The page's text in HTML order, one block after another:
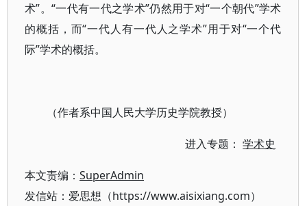
术”。“一代有一代之学术”仍然用于对“一个朝代”学术
的概括，而“一代人有一代人之学术”用于对“一个代
际”学术的概括。
（作者系中国人民大学历史学院教授）
进入专题：学术史
本文责编： SuperAdmin
发信站：爱思想（https://www.aisixiang.com）